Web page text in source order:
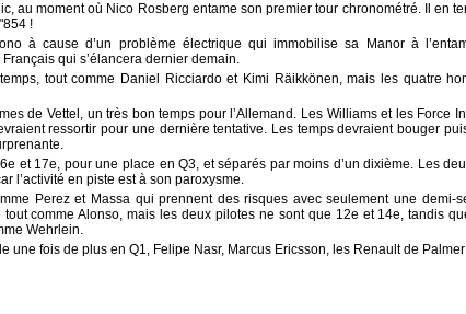
au moment où Nico Rosberg entame son premier tour chronométré. Il en
!
à cause d’un problème électrique qui immobilise sa Manor à
qui s’élancera dernier demain.
tout comme Daniel Ricciardo et Kimi Räikkönen, mais les quatre
de Vettel, un très bon temps pour l’Allemand. Les Williams et les Force
ressortir pour une dernière tentative. Les temps devraient bouger
et 17e, pour une place en Q3, et séparés par moins d’un dixième. Les
l’activité en piste est à son paroxysme.
Perez et Massa qui prennent des risques avec seulement une demi-
comme Alonso, mais les deux pilotes ne sont que 12e et 14e, tandis
Wehrlein.
une fois de plus en Q1, Felipe Nasr, Marcus Ericsson, les Renault de